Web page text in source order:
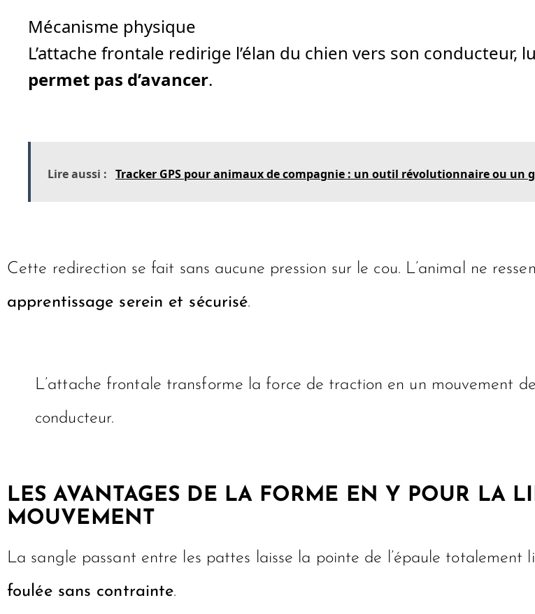
Mécanisme physique
L’attache frontale redirige l’élan du chien vers son conducteur,
permet pas d’avancer.
Lire aussi : Tracker GPS pour animaux de compagnie : un outil révolutionnaire ou un
Cette redirection se fait sans aucune pression sur le cou. L’animal ne
apprentissage serein et sécurisé.
L’attache frontale transforme la force de traction en un mouvement
conducteur.
LES AVANTAGES DE LA FORME EN Y POUR LA
MOUVEMENT
La sangle passant entre les pattes laisse la pointe de l’épaule totalement
foulée sans contrainte.